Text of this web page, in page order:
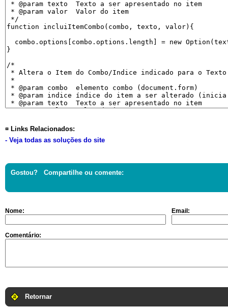
¤ Links Relacionados:
- Veja todas as soluções do site
Gostou? Compartilhe ou comente:
Nome: Email:
Comentário:
Retornar